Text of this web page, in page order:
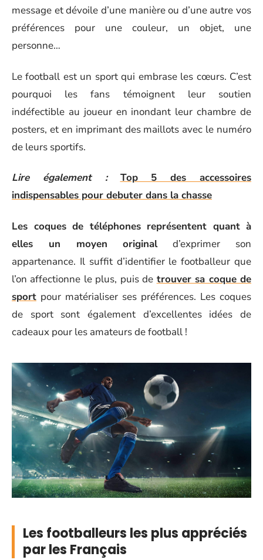
message et dévoile d’une manière ou d’une autre vos
préférences pour une couleur, un objet, une
personne…
Le football est un sport qui embrase les cœurs. C’est
pourquoi les fans témoignent leur soutien
indéfectible au joueur en inondant leur chambre de
posters, et en imprimant des maillots avec le numéro
de leurs sportifs.
Lire également :
Top 5 des accessoires
indispensables pour debuter dans la chasse
Les coques de téléphones représentent quant à
elles un moyen originald’exprimer son
appartenance. Il suffit d’identifier le footballeur que
l’on affectionne le plus, puis de trouver sa coque de
sport pour matérialiser ses préférences. Les coques
de sport sont également d’excellentes idées de
cadeaux pour les amateurs de football !
Les footballeurs les plus appréciés
par les Français